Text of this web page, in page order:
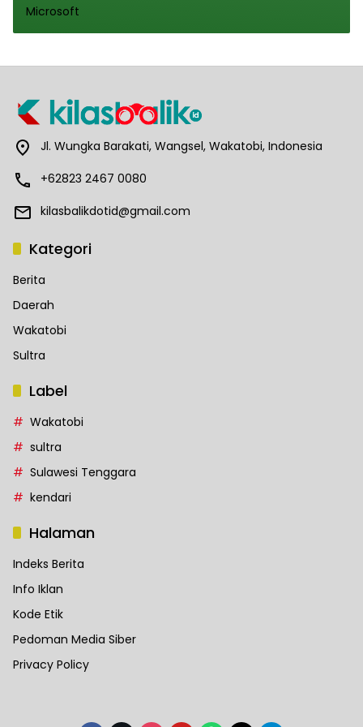
Jl. Wungka Barakati, Wangsel, Wakatobi, Indonesia
+62823 2467 0080
kilasbalikdotid@gmail.com
Kategori
Berita
Daerah
Wakatobi
Sultra
Label
Wakatobi
sultra
Sulawesi Tenggara
kendari
Halaman
Indeks Berita
Info Iklan
Kode Etik
Pedoman Media Siber
Privacy Policy